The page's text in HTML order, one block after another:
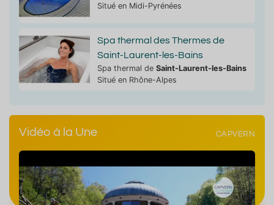
Situé en Midi-Pyrénées
Spa thermal des Thermes de
Saint-Laurent-les-Bains
Spa thermal de Saint-Laurent-les-Bains
Situé en Rhône-Alpes
Vidéo à la Une CAPVERN